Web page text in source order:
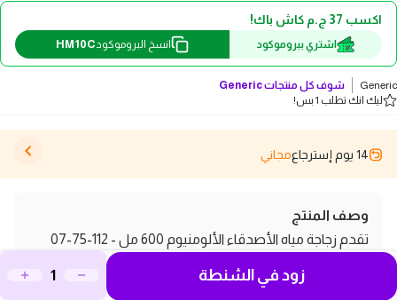
اكسب 37 ج.م كاش باك!
اشتري ببروموكود انسخ البروموكود HM10C
Generic شوف كل منتجاتGeneric
ليك انك تطلب 1 بس!
14 يوم إسترجاع مجاني
وصف المنتج
تقدم زجاجة مياه الأصدقاء الألومنيوم 600 مل - 112-75-07
الحل المثالي لزيادة كمية المياه التي يشربها طفلك بسهولة
زود في الشنطة